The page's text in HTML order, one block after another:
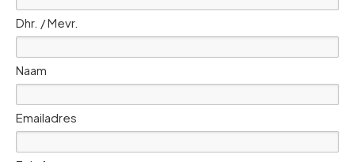
Dhr. / Mevr.
Naam
Emailadres